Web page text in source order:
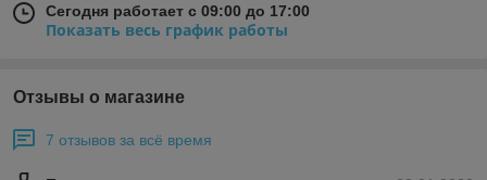
Сегодня работает с 09:00 до 17:00
Показать весь график работы
Отзывы о магазине
7 отзывов за всё время